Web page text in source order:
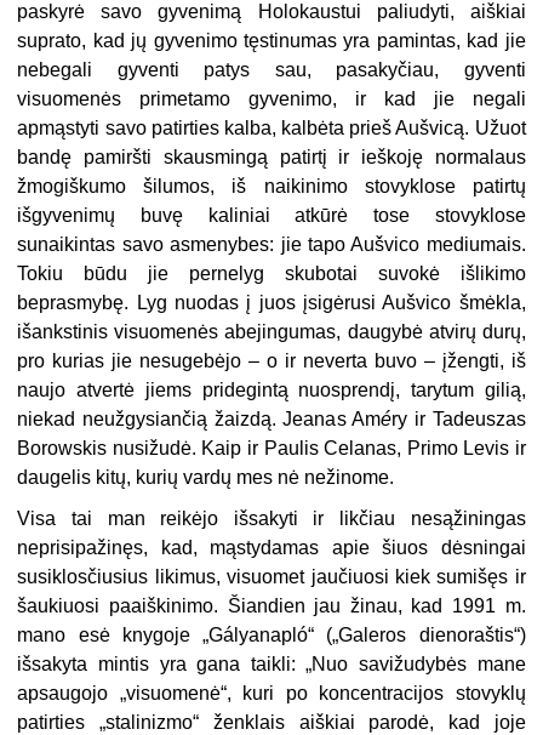
paskyrė savo gyvenimą Holokaustui paliudyti, aiškiai
suprato, kad jų gyvenimo tęstinumas yra pamin­tas, kad jie
nebegali gyventi patys sau, pasakyčiau, gyventi
visuomenės primeta­mo gyvenimo, ir kad jie negali
apmąstyti savo patirties kalba, kalbėta prieš Auš­vicą. Užuot
bandę pamiršti skausmingą patirtį ir ieškoję normalaus
žmogiškumo šilumos, iš naikinimo stovyklose patirtų
išgyvenimų buvę kaliniai atkūrė tose stovyklose
sunaikintas savo asmenybes: jie tapo Aušvico mediumais.
Tokiu būdu jie pernelyg skubotai suvokė išlikimo
beprasmybę. Lyg nuodas į juos įsigėrusi Aušvico šmėkla,
išankstinis visuomenės abejingumas, daugybė atvirų durų,
pro kurias jie nesugebėjo – o ir neverta buvo – įžengti, iš
naujo atvertė jiems pri­degintą nuosprendį, tarytum gilią,
niekad neužgysiančią žaizdą. Jeanas Améry ir Tadeuszas
Borowskis nusižudė. Kaip ir Paulis Celanas, Primo Levis ir
dauge­lis kitų, kurių vardų mes nė nežinome.
Visa tai man reikėjo išsakyti ir likčiau nesąžiningas
neprisipažinęs, kad, mąs­tydamas apie šiuos dėsningai
susiklosčiusius likimus, visuomet jaučiuosi kiek sumišęs ir
šaukiuosi paaiškinimo. Šiandien jau žinau, kad 1991 m.
mano esė knygoje „Gályanapló“ („Galeros dienoraštis“)
išsakyta mintis yra gana taikli: „Nuo savižudybės mane
apsaugojo „visuomenė“, kuri po koncentracijos stovyklų
patirties „stalinizmo“ ženklais aiškiai parodė, kad joje